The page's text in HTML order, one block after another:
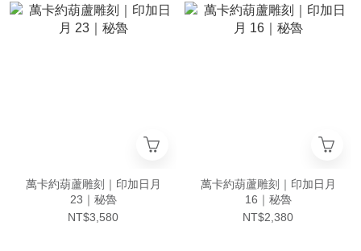
萬卡約葫蘆雕刻｜印加日月
23｜秘魯
NT$3,580
萬卡約葫蘆雕刻｜印加日月
16｜秘魯
NT$2,380